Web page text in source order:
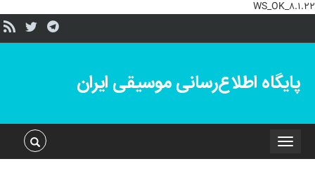
WS_OK_8.1.22
پایگاه اطلاع‌رسانی موسیقی ایران
Toggle
navigation